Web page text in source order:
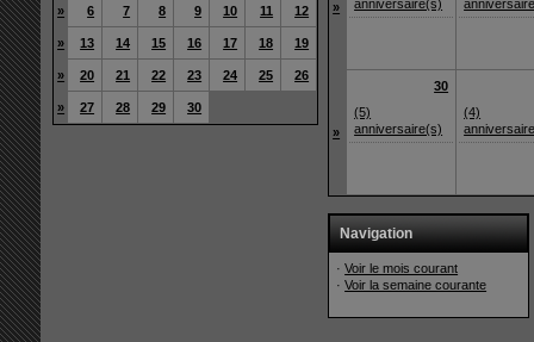
» 6 7 8 9 10 11 12
» 13 14 15 16 17 18 19
» 20 21 22 23 24 25 26
» 27 28 29 30
»
anniversaire(s)
»
30
(5)
anniversaire(s)
(4)
Navigation
·Voir le mois courant
·Voir la semaine courante